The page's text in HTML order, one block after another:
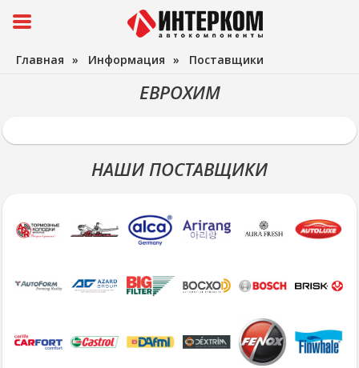
Главная » Информация » Поставщики
ЕВРОХИМ
НАШИ ПОСТАВЩИКИ